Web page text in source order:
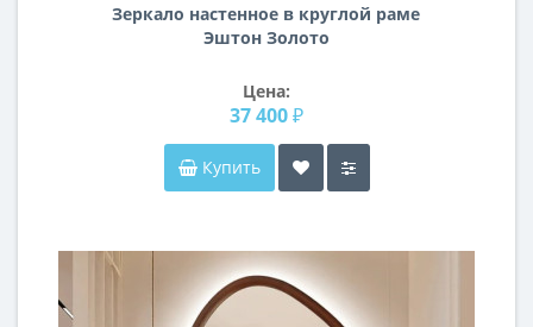
Зеркало настенное в круглой раме
Эштон Золото
Цена:
37 400 ₽
Купить